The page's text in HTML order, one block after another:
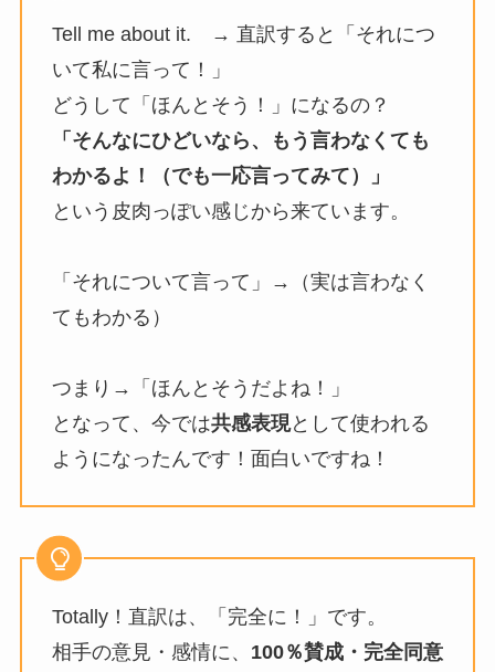
Tell me about it. → 直訳すると「それにつ
いて私に言って！」
どうして「ほんとそう！」になるの？
「そんなにひどいなら、もう言わなくても
わかるよ！（でも一応言ってみて）」
という皮肉っぽい感じから来ています。
「それについて言って」→（実は言わなく
てもわかる）
つまり→「ほんとそうだよね！」
となって、今では共感表現として使われる
ようになったんです！面白いですね！
Totally！直訳は、「完全に！」です。
相手の意見・感情に、 100％賛成・完全同意